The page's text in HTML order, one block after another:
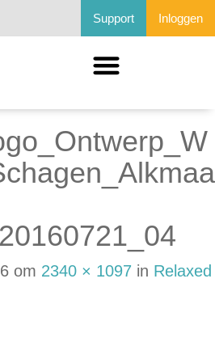
Support Inloggen
om 2340 × 1097 in Relaxed